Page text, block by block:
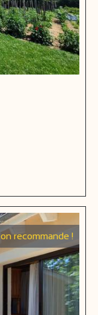
on recommande !